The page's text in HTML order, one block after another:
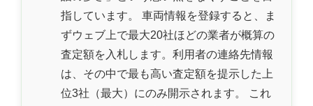
指しています。 車両情報を登録すると、ま
ずウェブ上で最大20社ほどの業者が概算の
査定額を入札します。利用者の連絡先情報
は、その中で最も高い査定額を提示した上
位3社（最大）にのみ開示されます。 これ